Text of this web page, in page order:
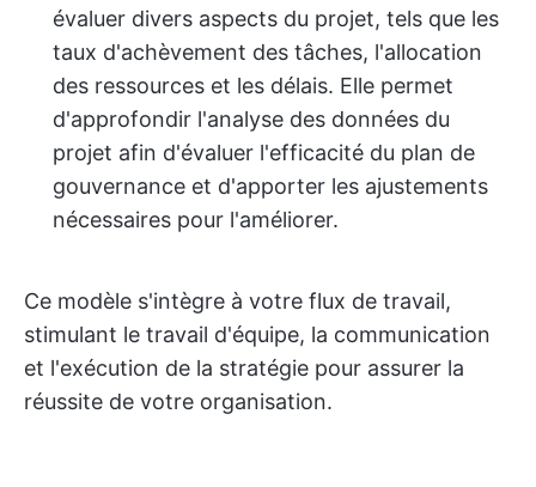
évaluer divers aspects du projet, tels que les
taux d'achèvement des tâches, l'allocation
des ressources et les délais. Elle permet
d'approfondir l'analyse des données du
projet afin d'évaluer l'efficacité du plan de
gouvernance et d'apporter les ajustements
nécessaires pour l'améliorer.
Ce modèle s'intègre à votre flux de travail,
stimulant le travail d'équipe, la communication
et l'exécution de la stratégie pour assurer la
réussite de votre organisation.